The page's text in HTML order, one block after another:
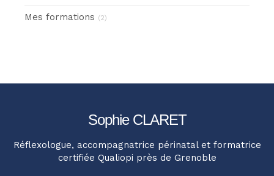
Mes formations (2)
Sophie CLARET
Réflexologue, accompagnatrice périnatal et formatrice
certifiée Qualiopi près de Grenoble